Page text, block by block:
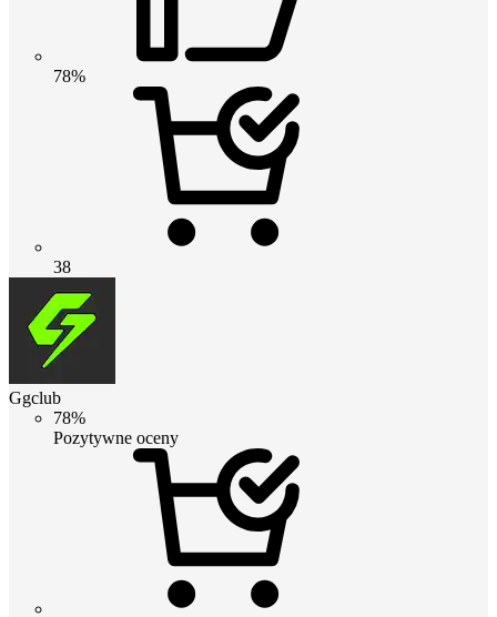
78%
38
Ggclub
78%
Pozytywne oceny